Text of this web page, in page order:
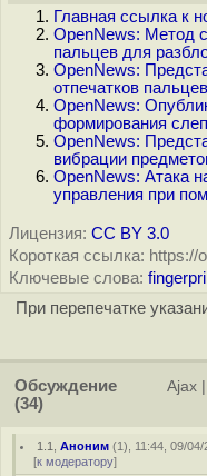
Главная ссылка к
OpenNews: Метод
пальцев для
OpenNews:
отпечатков
OpenNews:
формирования
OpenNews:
вибрации
OpenNews: Атака
управления при
Лицензия: CC BY 3.0
Короткая ссылка: https://
Ключевые слова:
При перепечатке
Обсуждение
(34)
Ajax
1.1 ,Аноним (1), 11:44, 09/04/
[к модератору]